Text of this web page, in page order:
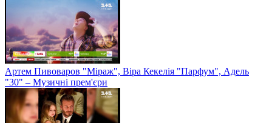
Артем Пивоваров "Міраж", Віра Кекелія "Парфум", Адель
"30" – Музичні прем'єри